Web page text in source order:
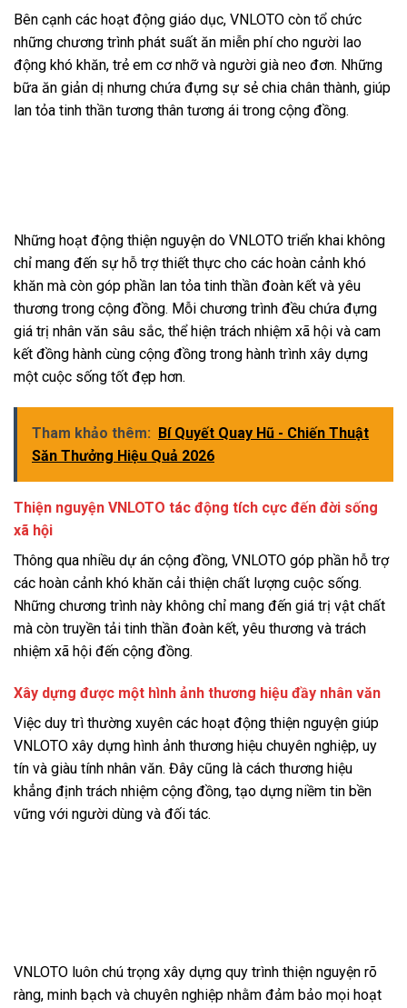
Bên cạnh các hoạt động giáo dục, VNLOTO còn tổ chức
những chương trình phát suất ăn miễn phí cho người lao
động khó khăn, trẻ em cơ nhỡ và người già neo đơn. Những
bữa ăn giản dị nhưng chứa đựng sự sẻ chia chân thành, giúp
lan tỏa tinh thần tương thân tương ái trong cộng đồng.
Những hoạt động thiện nguyện do VNLOTO triển khai không
chỉ mang đến sự hỗ trợ thiết thực cho các hoàn cảnh khó
khăn mà còn góp phần lan tỏa tinh thần đoàn kết và yêu
thương trong cộng đồng. Mỗi chương trình đều chứa đựng
giá trị nhân văn sâu sắc, thể hiện trách nhiệm xã hội và cam
kết đồng hành cùng cộng đồng trong hành trình xây dựng
một cuộc sống tốt đẹp hơn.
Tham khảo thêm: Bí Quyết Quay Hũ - Chiến Thuật
Săn Thưởng Hiệu Quả 2026
Thiện nguyện VNLOTO tác động tích cực đến đời sống
xã hội
Thông qua nhiều dự án cộng đồng, VNLOTO góp phần hỗ trợ
các hoàn cảnh khó khăn cải thiện chất lượng cuộc sống.
Những chương trình này không chỉ mang đến giá trị vật chất
mà còn truyền tải tinh thần đoàn kết, yêu thương và trách
nhiệm xã hội đến cộng đồng.
Xây dựng được một hình ảnh thương hiệu đầy nhân văn
Việc duy trì thường xuyên các hoạt động thiện nguyện giúp
VNLOTO xây dựng hình ảnh thương hiệu chuyên nghiệp, uy
tín và giàu tính nhân văn. Đây cũng là cách thương hiệu
khẳng định trách nhiệm cộng đồng, tạo dựng niềm tin bền
vững với người dùng và đối tác.
VNLOTO luôn chú trọng xây dựng quy trình thiện nguyện rõ
ràng, minh bạch và chuyên nghiệp nhằm đảm bảo mọi hoạt